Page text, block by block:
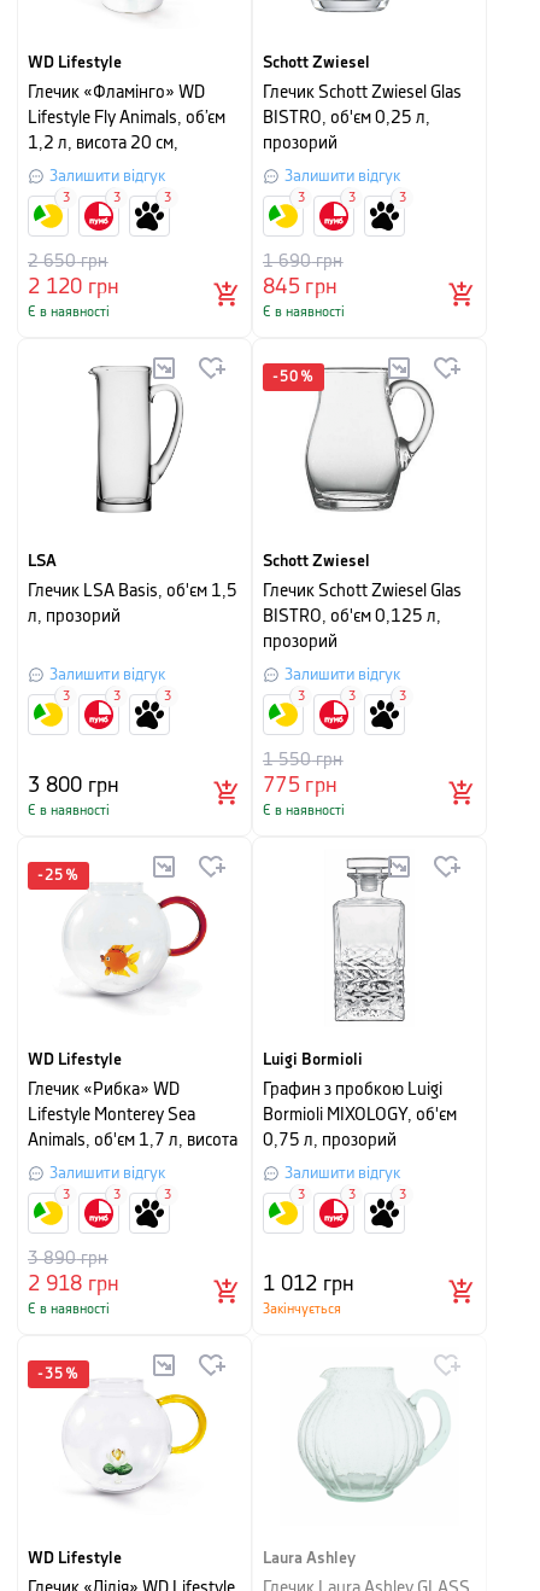
WD Lifestyle
Глечик «Фламінго» WD
Lifestyle Fly Animals, об’єм
1,2 л, висота 20 см,
прозорий
Залишити відгук
2 120 грн
2 650грн
Є в наявності
3 3 3
Schott Zwiesel
Глечик Schott Zwiesel Glas
BISTRO, об'єм 0,25 л,
прозорий
Залишити відгук
845грн
1 690грн
Є в наявності
3 3 3
LSA
Глечик LSA Basis, об'єм 1,5
л, прозорий
Залишити відгук
3 800 грн
Є в наявності
3 3 3
-50 %
Schott Zwiesel
Глечик Schott Zwiesel Glas
BISTRO, об'єм 0,125 л,
прозорий
Залишити відгук
775грн
1 550грн
Є в наявності
3 3 3
-25 %
WD Lifestyle
Глечик «Рибка» WD
Lifestyle Monterey Sea
Animals, об'єм 1,7 л, висота
17,5 см, прозорий
Залишити відгук
2 918 грн
3 890грн
Є в наявності
3 3 3
Luigi Bormioli
Графин з пробкою Luigi
Bormioli MIXOLOGY, об'єм
0,75 л, прозорий
Залишити відгук
1 012 грн
Закінчується
3 3 3
-35 %
WD Lifestyle
Laura Ashley